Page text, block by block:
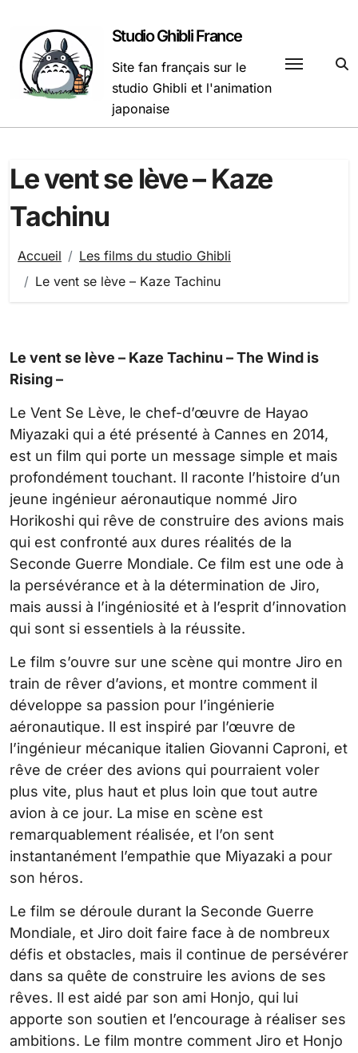
contenu
Studio Ghibli France
Site fan français sur le
studio Ghibli et l'animation
japonaise
Le vent se lève – Kaze
Tachinu
Accueil
Les films du studio Ghibli
Le vent se lève – Kaze Tachinu
Le vent se lève – Kaze Tachinu – The Wind is
Rising –
Le Vent Se Lève, le chef-d’œuvre de Hayao
Miyazaki qui a été présenté à Cannes en 2014,
est un film qui porte un message simple et mais
profondément touchant. Il raconte l’histoire d’un
jeune ingénieur aéronautique nommé Jiro
Horikoshi qui rêve de construire des avions mais
qui est confronté aux dures réalités de la
Seconde Guerre Mondiale. Ce film est une ode à
la persévérance et à la détermination de Jiro,
mais aussi à l’ingéniosité et à l’esprit d’innovation
qui sont si essentiels à la réussite.
Le film s’ouvre sur une scène qui montre Jiro en
train de rêver d’avions, et montre comment il
développe sa passion pour l’ingénierie
aéronautique. Il est inspiré par l’œuvre de
l’ingénieur mécanique italien Giovanni Caproni, et
rêve de créer des avions qui pourraient voler
plus vite, plus haut et plus loin que tout autre
avion à ce jour. La mise en scène est
remarquablement réalisée, et l’on sent
instantanément l’empathie que Miyazaki a pour
son héros.
Le film se déroule durant la Seconde Guerre
Mondiale, et Jiro doit faire face à de nombreux
défis et obstacles, mais il continue de persévérer
dans sa quête de construire les avions de ses
rêves. Il est aidé par son ami Honjo, qui lui
apporte son soutien et l’encourage à réaliser ses
ambitions. Le film montre comment Jiro et Honjo